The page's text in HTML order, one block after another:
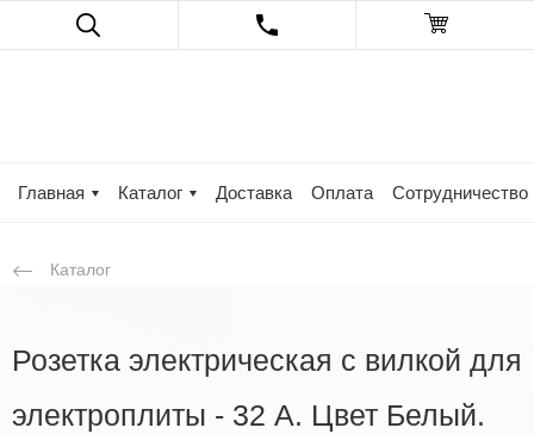
Главная Каталог Доставка Оплата Сотрудничество
Каталог
Розетка электрическая с вилкой для
электроплиты - 32 A. Цвет Белый.